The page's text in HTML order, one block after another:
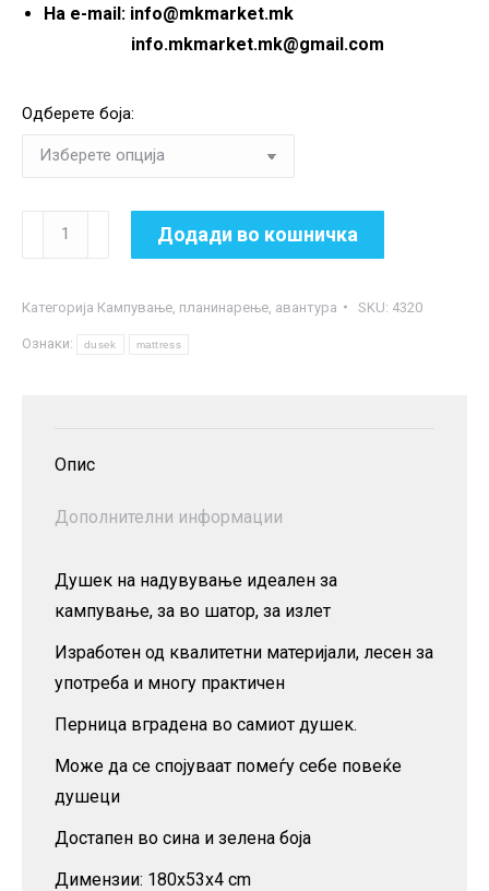
На e-mail: info@mkmarket.mk
info.mkmarket.mk@gmail.com
Одберете боја:
Воздушен
душек
кампување
количина
Додади во кошничка
Категорија Кампување, планинарење, авантура SKU: 4320
Ознаки: dusek mattress
Опис
Дополнителни информации
Душек на надувување идеален за
кампување, за во шатор, за излет
Изработен од квалитетни материјали, лесен за
употреба и многу практичен
Перница вградена во самиот душек.
Може да се спојуваат помеѓу себе повеќе
душеци
Достапен во сина и зелена боја
Димензии: 180x53x4 cm